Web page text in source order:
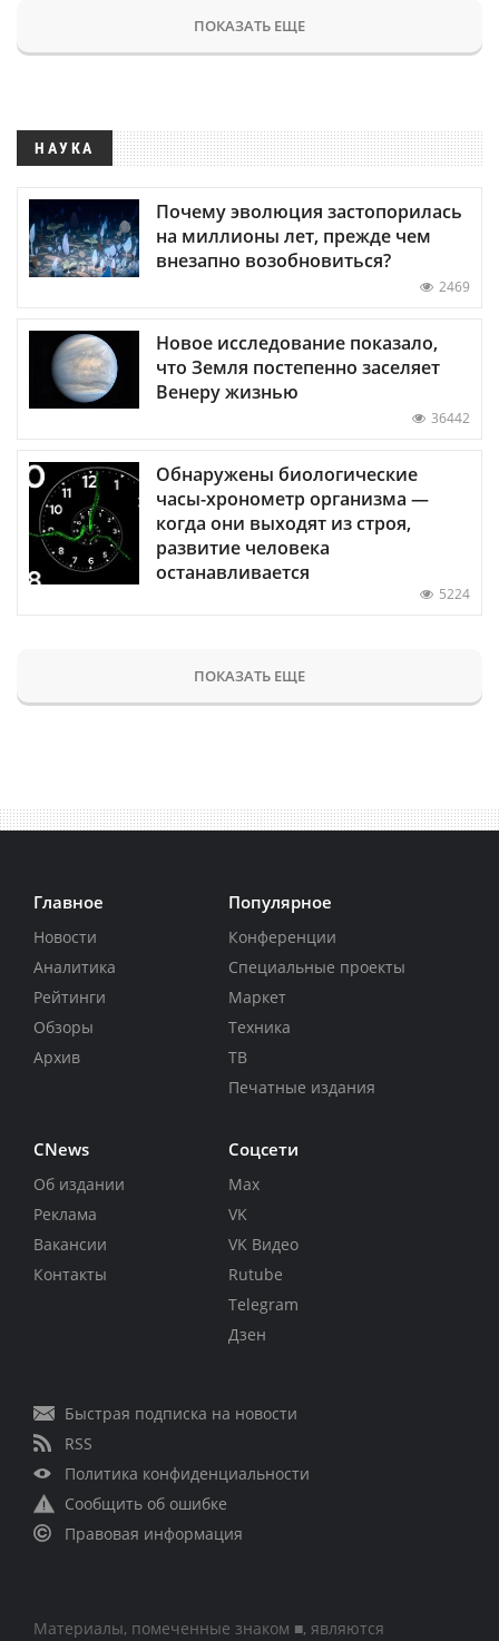
ПОКАЗАТЬ ЕЩЕ
НАУКА
Почему эволюция застопорилась
на миллионы лет, прежде чем
внезапно возобновиться?
2469
Новое исследование показало,
что Земля постепенно заселяет
Венеру жизнью
36442
Обнаружены биологические
часы-хронометр организма —
когда они выходят из строя,
развитие человека
останавливается
5224
ПОКАЗАТЬ ЕЩЕ
Главное
Новости
Аналитика
Рейтинги
Обзоры
Архив
Популярное
Конференции
Специальные проекты
Маркет
Техника
ТВ
Печатные издания
CNews
Об издании
Реклама
Вакансии
Контакты
Соцсети
Max
VK
VK Видео
Rutube
Telegram
Дзен
Быстрая подписка на новости
RSS
Политика конфиденциальности
Сообщить об ошибке
Правовая информация
Материалы, помеченные знаком ■, являются